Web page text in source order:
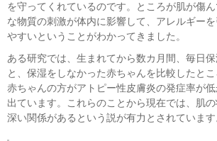
を守ってくれているのです。ところが肌が傷
な物質の刺激が体内に影響して、アレルギー
やすいということがわかってきました。
ある研究では、生まれてから数カ月間、毎日
と、保湿をしなかった赤ちゃんを比較したと
赤ちゃんの方がアトピー性皮膚炎の発症率が
出ています。これらのことから現在では、肌
深い関係があるという説が有力とされています